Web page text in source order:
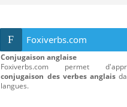
F Foxiverbs.com
Conjugaison anglaise
Foxiverbs.com permet
conjugaison des verbes anglais
langues.